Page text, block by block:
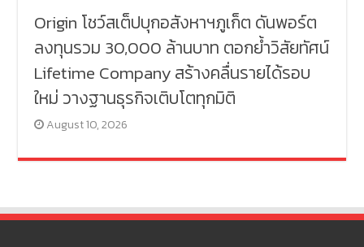
Origin โชว์สเต็ปบุกอสังหาฯภูเก็ต ดันพอร์ต
ลงทุนรวม 30,000 ล้านบาท ตอกย้ำวิสัยทัศน์
Lifetime Company สร้างคลื่นรายได้รอบ
ใหม่ วางฐานธุรกิจเติบโตทุกมิติ
August 10, 2026